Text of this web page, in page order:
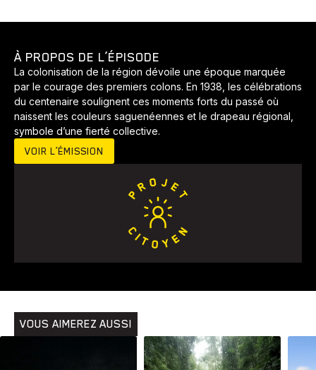
Animaux Avenir
À PROPOS DE L’ÉPISODE
La colonisation de la région dévoile une époque marquée
par le courage des premiers colons. En 1938, les célébrations
du centenaire soulignent ces moments forts du passé où
naissent les couleurs saguenéennes et le drapeau régional,
symbole d’une fierté collective.
VOIR L’ÉMISSION
VOUS AIMEREZ AUSSI